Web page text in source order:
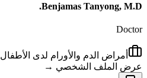
Benjamas Tanyong, M.D.
Doctor
أمراض الدم والأورام لدى الأطفال
عرض الملف الشخصي →